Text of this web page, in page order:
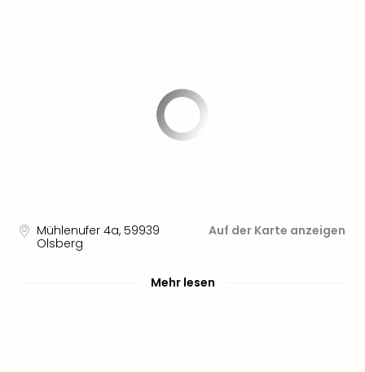
Mühlenufer 4a, 59939
Olsberg
Auf der Karte anzeigen
Mehr lesen